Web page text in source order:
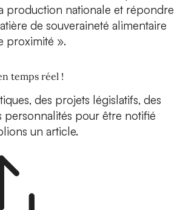
production nationale et répondre
de souveraineté alimentaire
proximité ».
temps réel !
des projets législatifs, des
personnalités pour être notifié
un article.